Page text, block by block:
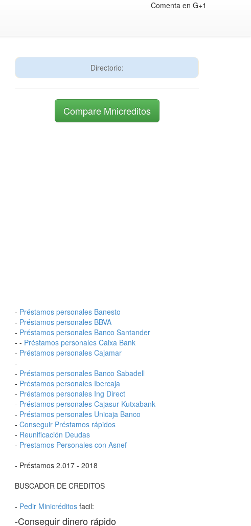
Comenta en G+1
Directorio:
Compare Mnicreditos
- Préstamos personales Banesto
- Préstamos personales BBVA
- Préstamos personales Banco Santander
- - Préstamos personales Caixa Bank
- Préstamos personales Cajamar
-
- Préstamos personales Banco Sabadell
- Préstamos personales Ibercaja
- Préstamos personales Ing Direct
- Préstamos personales Cajasur Kutxabank
- Préstamos personales Unicaja Banco
- Conseguir Préstamos rápidos
- Reunificación Deudas
- Prestamos Personales con Asnef
- Préstamos 2.017 - 2018
BUSCADOR DE CREDITOS
- Pedir Minicréditos facil:
-Conseguir dinero rápido